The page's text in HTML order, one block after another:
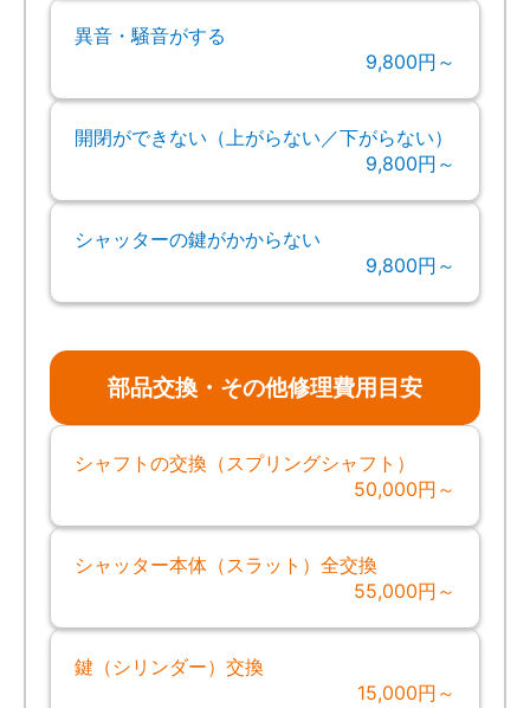
異音・騒音がする
9,800円～
開閉ができない（上がらない／下がらない）
9,800円～
シャッターの鍵がかからない
9,800円～
部品交換・その他修理費用目安
シャフトの交換（スプリングシャフト）
50,000円～
シャッター本体（スラット）全交換
55,000円～
鍵（シリンダー）交換
15,000円～